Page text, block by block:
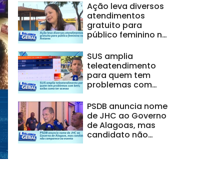
Ação leva diversos
atendimentos
gratuito para
público feminino no
SUS amplia
teleatendimento
para quem tem
problemas com
ter acesso
PSDB anuncia nome
de JHC ao Governo
de Alagoas, mas
candidato não